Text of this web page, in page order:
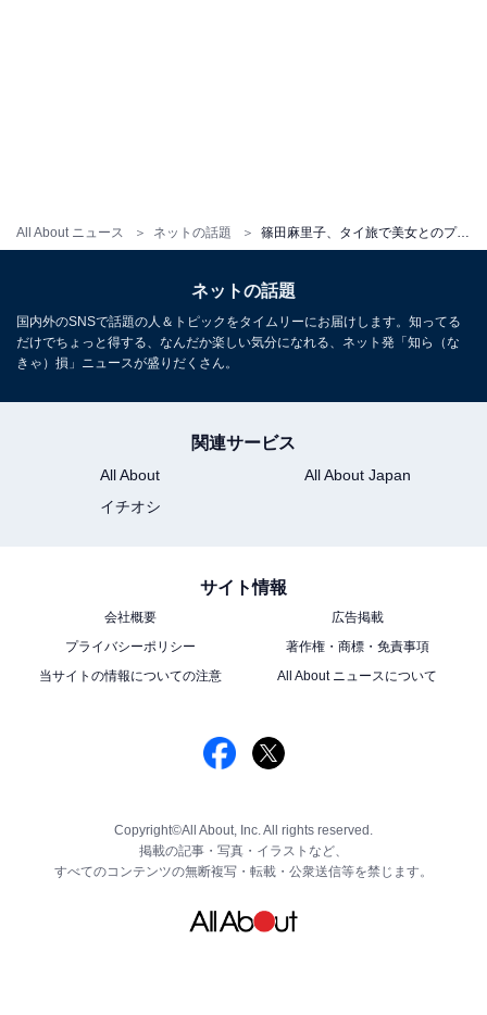
All About ニュース ネットの話題 篠田麻里子、タイ旅で美女とのプライベートショット公開「どこでも絵になる」「いずりなめっちゃ元気そう」
ネットの話題
国内外のSNSで話題の人＆トピックをタイムリーにお届けします。知ってる
だけでちょっと得する、なんだか楽しい気分になれる、ネット発「知ら（な
きゃ）損」ニュースが盛りだくさん。
関連サービス
All About
All About Japan
イチオシ
サイト情報
会社概要
広告掲載
プライバシーポリシー
著作権・商標・免責事項
当サイトの情報についての注意
All About ニュースについて
Copyright©All About, Inc. All rights reserved.
掲載の記事・写真・イラストなど、
すべてのコンテンツの無断複写・転載・公衆送信等を禁じます。